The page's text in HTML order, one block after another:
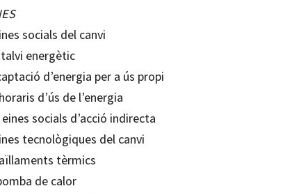
socials del canvi
energètic
d’energia per a ús propi
d’ús de l’energia
socials d’acció indirecta
tecnològiques del canvi
tèrmics
de calor